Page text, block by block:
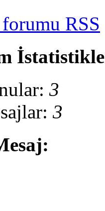
RSS
3
3